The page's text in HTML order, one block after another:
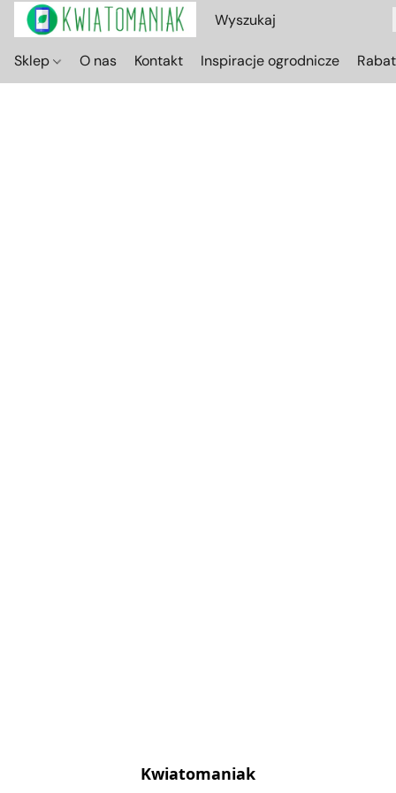
Sklep O nas Kontakt Inspiracje ogrodnicze
Kwiatomaniak